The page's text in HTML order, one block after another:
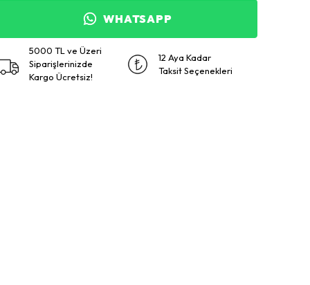
WHATSAPP
5000 TL ve Üzeri
Siparişlerinizde
Kargo Ücretsiz!
12 Aya Kadar
Taksit Seçenekleri